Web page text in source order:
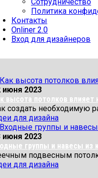
Политика
Контакты
Onliner 2.0
Вход для дизайнеров
июня 2023
высота потолков
создать необходимую
для дизайна
июня 2023
группы и навесы из
подвесным
для дизайна